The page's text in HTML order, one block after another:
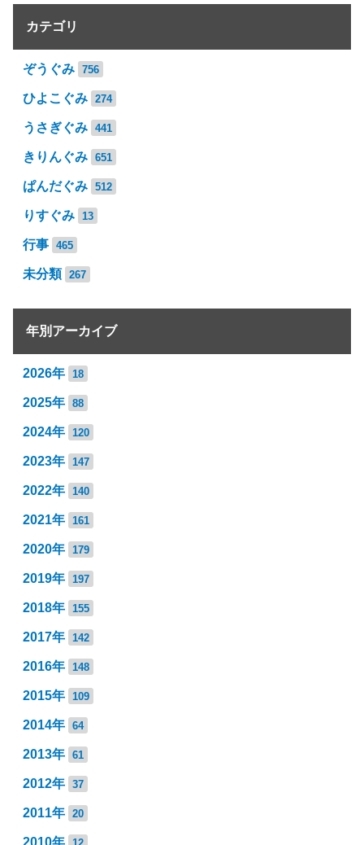
カテゴリ
ぞうぐみ 756
ひよこぐみ 274
うさぎぐみ 441
きりんぐみ 651
ぱんだぐみ 512
りすぐみ 13
行事 465
未分類 267
年別アーカイブ
2026年 18
2025年 88
2024年 120
2023年 147
2022年 140
2021年 161
2020年 179
2019年 197
2018年 155
2017年 142
2016年 148
2015年 109
2014年 64
2013年 61
2012年 37
2011年 20
2010年